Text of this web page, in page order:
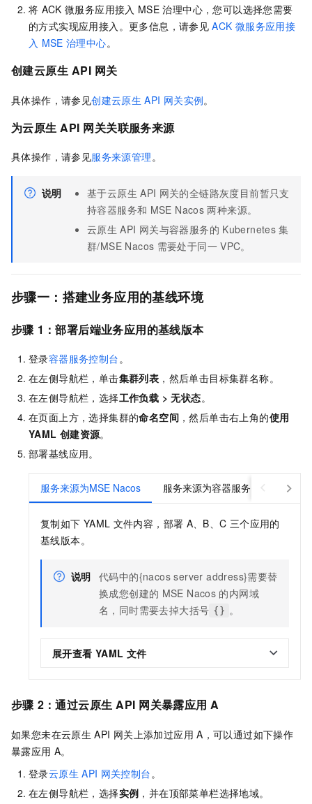
将 ACK 微服务应用接入 MSE 治理中心，您可以选择您需要
的方式实现应用接入。更多信息，请参见 ACK 微服务应用接
入 MSE 治理中心。
创建云原生 API 网关
具体操作，请参见创建云原生 API 网关实例。
为云原生 API 网关关联服务来源
具体操作，请参见服务来源管理。
说明 基于云原生 API 网关的全链路灰度目前暂只支
持容器服务和 MSE Nacos 两种来源。
云原生 API 网关与容器服务的 Kubernetes 集
群/MSE Nacos 需要处于同一 VPC。
步骤一：搭建业务应用的基线环境
步骤 1：部署后端业务应用的基线版本
登录容器服务控制台。
在左侧导航栏，单击集群列表 ，然后单击目标集群名称。
在左侧导航栏，选择工作负载 >无状态。
在页面上方，选择集群的命名空间 ，然后单击右上角的使用
YAML 创建资源。
部署基线应用。
服务来源为MSE Nacos 服务来源为容器服务
复制如下 YAML 文件内容，部署 A、B、C 三个应用的
基线版本。
说明 代码中的{nacos server address}需要替
换成您创建的 MSE Nacos 的内网域
名，同时需要去掉大括号 {} 。
展开查看 YAML 文件
步骤 2：通过云原生 API 网关暴露应用 A
如果您未在云原生 API 网关上添加过应用 A，可以通过如下操作
暴露应用 A。
登录云原生 API 网关控制台 。
在左侧导航栏，选择实例 ，并在顶部菜单栏选择地域。